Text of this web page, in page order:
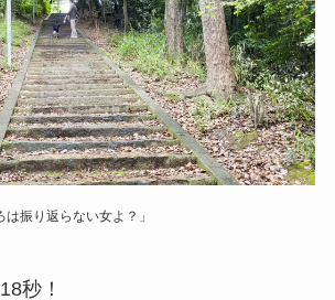
は振り返らない女よ？」
秒！